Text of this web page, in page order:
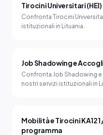
Tirocini Universitari
Confronta Tirocini
istituzionali in Lituania.
Job Shadowing e
Confronta Job Shadowing
nostri servizi istituzionali in
Mobilità e Tirocini KA121
programma